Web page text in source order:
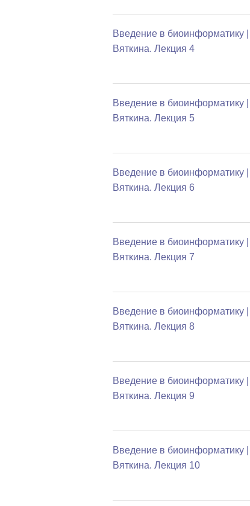
Введение в биоинформатику
Вяткина. Лекция 4
Введение в биоинформатику
Вяткина. Лекция 5
Введение в биоинформатику
Вяткина. Лекция 6
Введение в биоинформатику
Вяткина. Лекция 7
Введение в биоинформатику
Вяткина. Лекция 8
Введение в биоинформатику
Вяткина. Лекция 9
Введение в биоинформатику
Вяткина. Лекция 10